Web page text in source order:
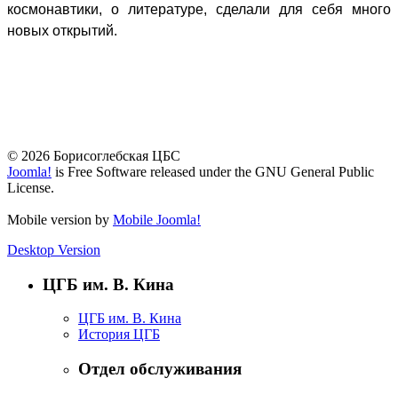
космонавтики, о литературе, сделали для себя много
новых открытий.
© 2026 Борисоглебская ЦБС
Joomla! is Free Software released under the GNU General Public
License.
Mobile version by Mobile Joomla!
Desktop Version
ЦГБ им. В. Кина
ЦГБ им. В. Кина
История ЦГБ
Отдел обслуживания